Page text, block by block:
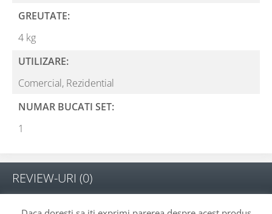
GREUTATE:
4 kg
UTILIZARE:
Comercial, Rezidential
NUMAR BUCATI SET:
1
REVIEW-URI (0)